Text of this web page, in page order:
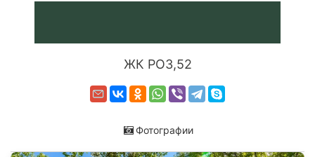
ЖК РОЗ,52
Фотографии